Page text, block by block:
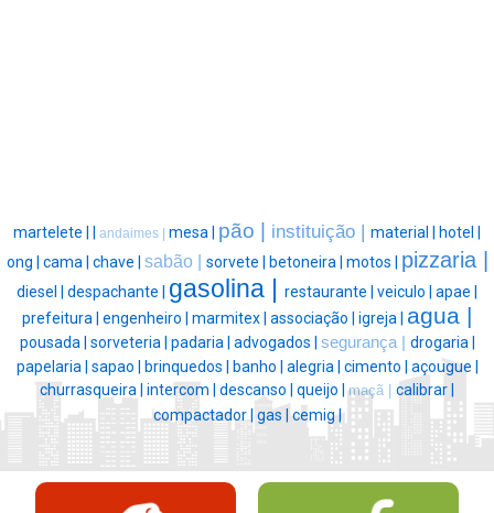
martelete | andaimes | mesa | pão | instituição | material |
hotel |
ong | cama | chave | sabão | sorvete | betoneira | motos | pizzaria |
diesel | despachante | gasolina | restaurante | veiculo | apae |
prefeitura | engenheiro | marmitex | associação | igreja | agua |
pousada | sorveteria | padaria | advogados | segurança | drogaria |
papelaria | sapao | brinquedos | banho | alegria | cimento | açougue |
churrasqueira | intercom | descanso | queijo | maçã | calibrar |
compactador | gas |cemig |